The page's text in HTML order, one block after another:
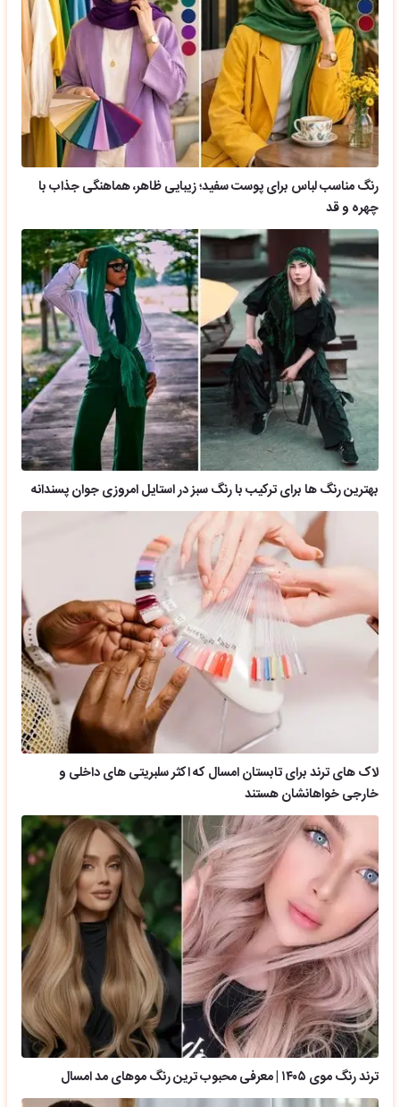
رنگ مناسب لباس برای پوست سفید؛ زیبایی ظاهر، هماهنگی جذاب با
چهره و قد
بهترین رنگ ها برای ترکیب با رنگ سبز در استایل امروزی جوان پسندانه
لاک های ترند برای تابستان امسال که اکثر سلبریتی های داخلی و
خارجی خواهانشان هستند
ترند رنگ موی ۱۴۰۵ | معرفی محبوب ترین رنگ موهای مد امسال